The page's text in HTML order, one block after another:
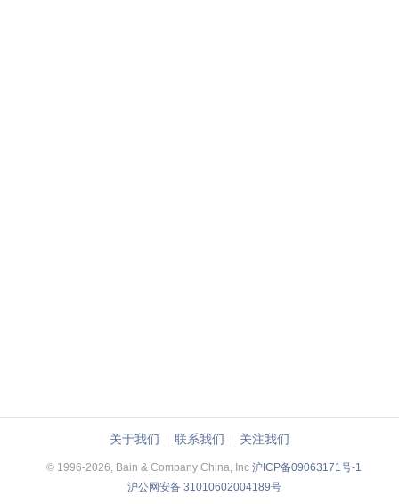
关于我们 联系我们 关注我们
© 1996-2026, Bain & Company China, Inc沪ICP备09063171号-1
沪公网安备 31010602004189号